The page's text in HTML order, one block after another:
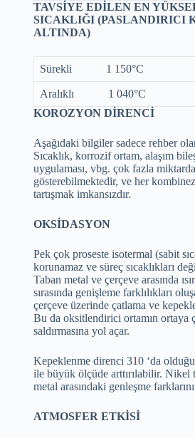
TAVSİYE EDİLEN EN
SICAKLIĞI (PASLANDIRICI
ALTINDA)
Sürekli 1 150°C
Aralıklı 1 040°C
KOROZYON DİRENCİ
Aşağıdaki bilgiler sadece rehber
Sıcaklık, korrozif ortam, alaşım
uygulaması, vbg. çok fazla
gösterebilmektedir, ve her
tartışmak imkansızdır.
OKSİDASYON
Pek çok proseste isotermal (sabit
korunamaz ve süreç sıcaklıkları
Taban metal ve çerçeve arasında
sırasında genişleme farklılıkları
çerçeve üzerinde çatlama ve
Bu da oksitlendirici ortamın ortaya
saldırmasına yol açar.
Kepeklenme direnci 310 ‘da
ile büyük ölçüde arttırılabilir. Nikel
metal arasındaki genleşme farklarını
ATMOSFER ETKİSİ